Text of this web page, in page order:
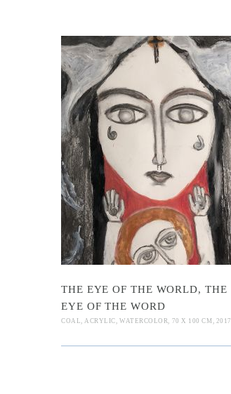
of the
of the
THE EYE OF THE WORLD, THE
EYE OF THE WORD
COAL, ACRYLIC, WATERCOLOR, 70 X 100 CM, 2017
The